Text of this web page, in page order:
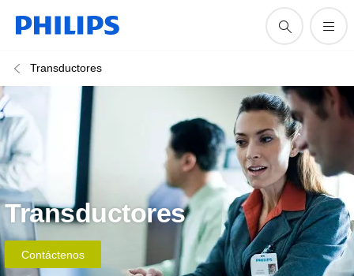
Transductores
Transductores
Contáctenos